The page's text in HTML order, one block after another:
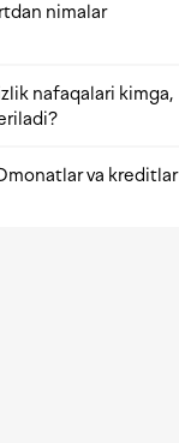
nimalar
nafaqalari kimga,
va kreditlar